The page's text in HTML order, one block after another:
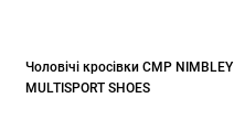
Чоловічі кросівки CMP NIMBLEY
MULTISPORT SHOES